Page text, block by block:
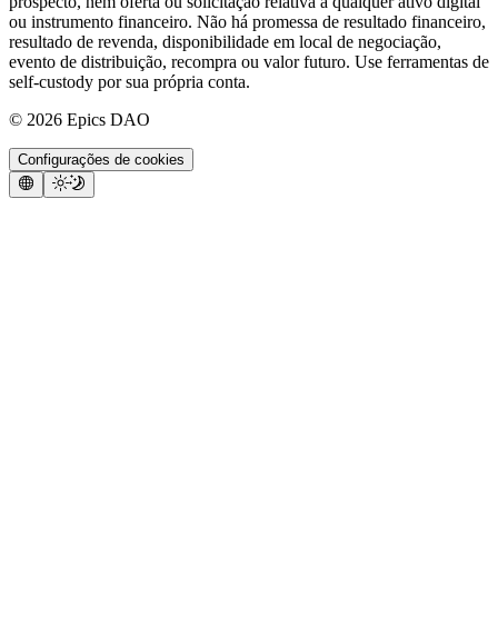
ou instrumento financeiro. Não há promessa de resultado financeiro,
resultado de revenda, disponibilidade em local de negociação,
evento de distribuição, recompra ou valor futuro. Use ferramentas de
self-custody por sua própria conta.
© 2026 Epics DAO
Configurações de cookies